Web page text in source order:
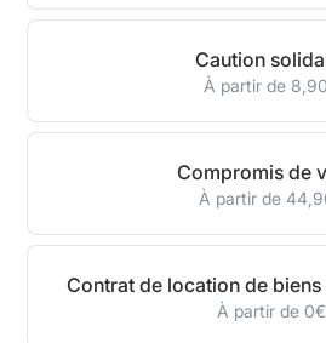
Caution
À partir de
Compromis de
À partir de
Contrat de location de
À partir de 0€